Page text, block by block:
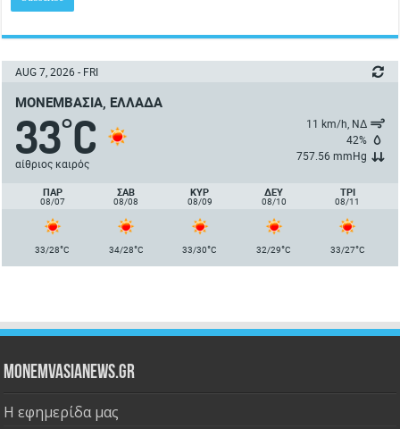
AUG 7, 2026 - FRI
ΜΟΝΕΜΒΑΣΙΆ, ΕΛΛΆΔΑ
33°C
αίθριος καιρός
11 km/h, ΝΔ
42%
757.56 mmHg
ΠΑΡ
08/07
ΣΑΒ
08/08
ΚΥΡ
08/09
ΔΕΥ
08/10
ΤΡΙ
08/11
33/28°C 34/28°C 33/30°C 32/29°C 33/27°C
Monemvasianews.gr
Η εφημερίδα μας